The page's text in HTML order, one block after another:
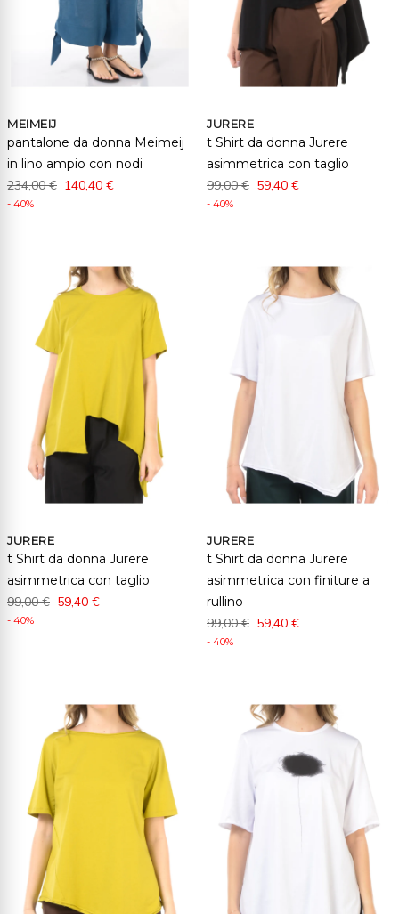
MEIMEIJ
pantalone da donna Meimeij
in lino ampio con nodi
234,00 € 140,40 €
- 40%
JURERE
t Shirt da donna Jurere
asimmetrica con taglio
99,00 € 59,40 €
- 40%
JURERE
t Shirt da donna Jurere
asimmetrica con taglio
99,00 € 59,40 €
- 40%
JURERE
t Shirt da donna Jurere
asimmetrica con finiture a
rullino
99,00 € 59,40 €
- 40%